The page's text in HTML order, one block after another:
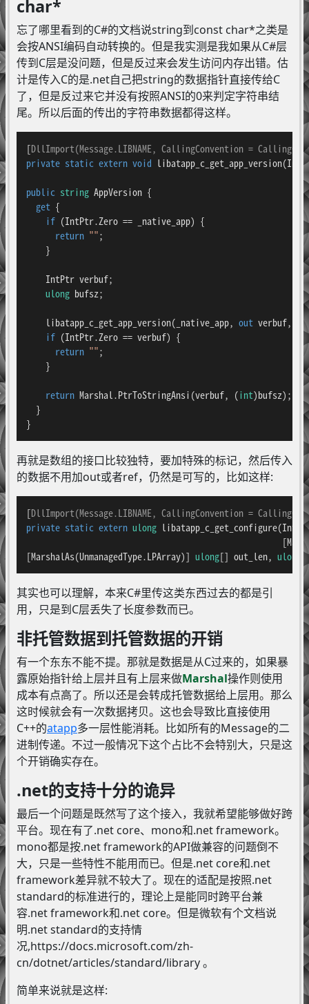
char*
忘了哪里看到的C#的文档说string到const char*之类是
会按ANSI编码自动转换的。但是我实测是我如果从C#层
传到C层是没问题，但是反过来会发生访问内存出错。估
计是传入C的是.net自己把string的数据指针直接传给C
了，但是反过来它并没有按照ANSI的0来判定字符串结
尾。所以后面的传出的字符串数据都得这样。
[DllImport(Message.LIBNAME, CallingConvention =
private static extern void libatapp_c_get_app_version(
public string AppVersion {
get {
if (IntPtr.Zero == _native_app) {
return "";
    }
    IntPtr verbuf;
ulong bufsz;
    libatapp_c_get_app_version(_native_app,
out verbuf,
if (IntPtr.Zero == verbuf) {
return "";
    }
return Marshal.PtrToStringAnsi(verbuf, (int)bufsz);
  }
}
再就是数组的接口比较独特，要加特殊的标记，然后传入
的数据不用加out或者ref，仍然是可写的，比如这样:
[DllImport(Message.LIBNAME, CallingConvention =
private static extern ulong libatapp_c_get_configure(
[MarshalAs(UnmanagedType.LPArray)] ulong[] out_len, ulong
其实也可以理解，本来C#里传这类东西过去的都是引
用，只是到C层丢失了长度参数而已。
非托管数据到托管数据的开销
有一个东东不能不提。那就是数据是从C过来的，如果暴
露原始指针给上层并且有上层来做Marshal操作则使用
成本有点高了。所以还是会转成托管数据给上层用。那么
这时候就会有一次数据拷贝。这也会导致比直接使用
C++的atapp多一层性能消耗。比如所有的Message的二
进制传递。不过一般情况下这个占比不会特别大，只是这
个开销确实存在。
.net的支持十分的诡异
最后一个问题是既然写了这个接入，我就希望能够做好跨
平台。现在有了.net core、mono和.net framework。
mono都是按.net framework的API做兼容的问题倒不
大，只是一些特性不能用而已。但是.net core和.net
framework差异就不较大了。现在的适配是按照.net
standard的标准进行的，理论上是能同时跨平台兼
容.net framework和.net core。但是微软有个文档说
明.net standard的支持情
况,https://docs.microsoft.com/zh-
cn/dotnet/articles/standard/library 。
简单来说就是这样: